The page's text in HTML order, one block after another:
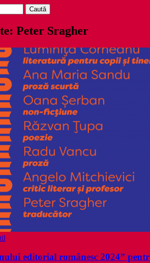
Peter Sragher
editorial românesc 2024”